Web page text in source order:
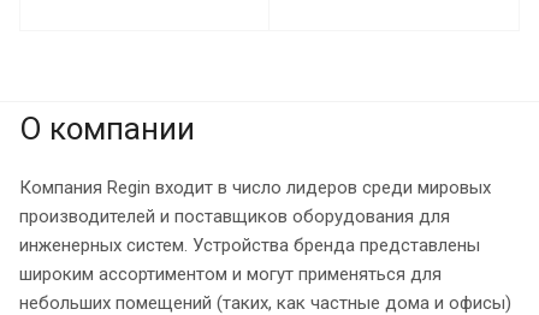
О компании
Компания Regin входит в число лидеров среди мировых
производителей и поставщиков оборудования для
инженерных систем. Устройства бренда представлены
широким ассортиментом и могут применяться для
небольших помещений (таких, как частные дома и офисы)